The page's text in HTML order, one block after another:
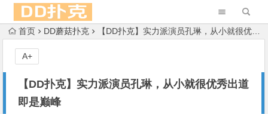
首页 DD蘑菇扑克 【DD扑克】实力派演员孔琳，从小就很优秀出道即是巅峰
【DD扑克】实力派演员孔琳，从小就很优秀出道
即是巅峰
A+